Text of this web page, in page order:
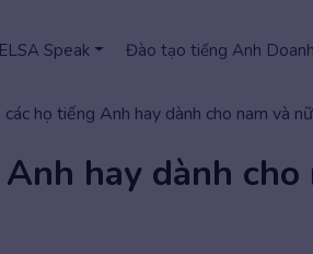
Speak Đào tạo tiếng Anh
họ tiếng Anh hay dành cho nam và nữ
hay dành cho